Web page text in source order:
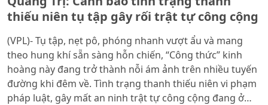
thiếu niên tụ tập gây rối trật tự công cộng
(VPL)- Tụ tập, nẹt pô, phóng nhanh vượt ẩu và mang
theo hung khí sẵn sàng hỗn chiến, “Công thức” kinh
hoàng này đang trở thành nỗi ám ảnh trên nhiều tuyến
đường khi đêm về. Tình trạng thanh thiếu niên vi phạm
pháp luật, gây mất an ninh trật tự công cộng đang ở